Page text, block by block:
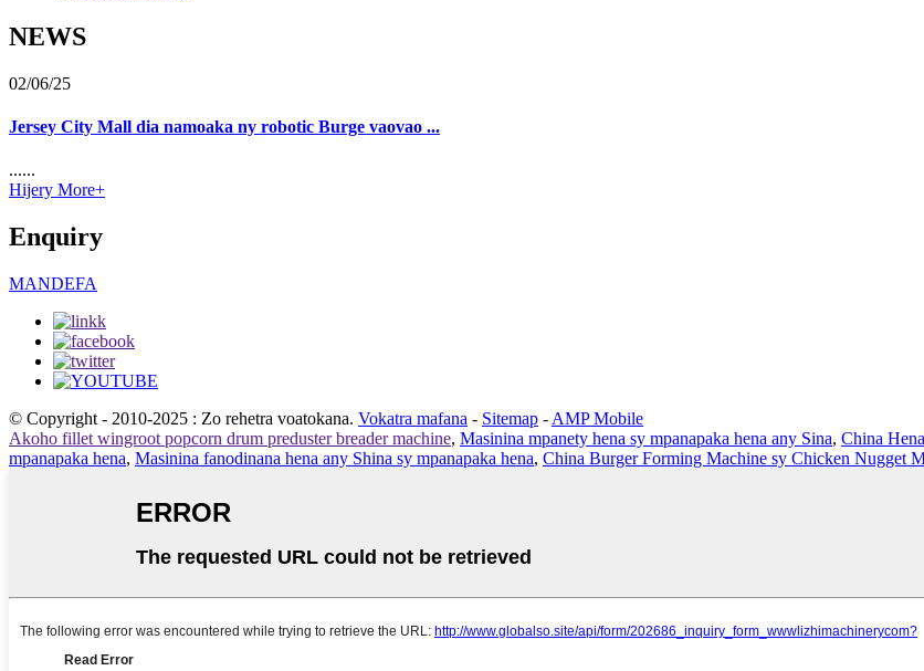
NEWS
02/06/25
Jersey City Mall dia namoaka ny robotic Burge vaovao ...
......
Hijery More+
Enquiry
MANDEFA
© Copyright - 2010-2025 : Zo rehetra voatokana. Vokatra mafana - Sitemap - AMP Mobile
Akoho fillet wingroot popcorn drum preduster breader machine, Masinina mpanety hena sy mpanapaka hena any Sina, China
mpanapaka hena, Masinina fanodinana hena any Shina sy mpanapaka hena, China Burger Forming Machine sy Chicken Nugget